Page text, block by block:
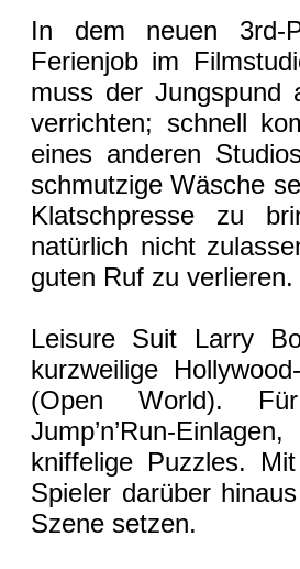
In dem neuen 3rd-
Ferienjob im
muss der Jungspund
verrichten; schnell
eines anderen
schmutzige Wäsche
Klatschpresse zu
natürlich nicht
guten Ruf zu verlieren.
Leisure Suit Larry
kurzweilige
(Open World).
Jump’n’Run-
kniffelige Puzzles.
Spieler darüber
Szene setzen.